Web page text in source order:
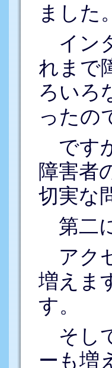
ました。
イン
れまで
ろいろ
ったの
です
障害者
切実な
第二
アク
増えま
す。
そし
ーも増